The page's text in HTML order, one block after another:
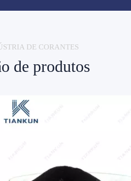
DE CORANTES
de produtos